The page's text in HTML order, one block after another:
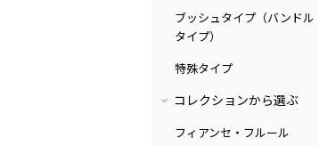
ブッシュタイプ（バンドル
タイプ）
特殊タイプ
コレクションから選ぶ
フィアンセ・フルール